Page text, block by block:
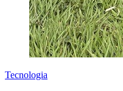
Tecnologia